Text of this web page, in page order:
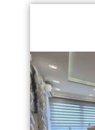
odvojene
Grejanje je
inverter
zaključuje na
visini jedne
stanova za
izdavanje na
slične
naknada se
poslovanja